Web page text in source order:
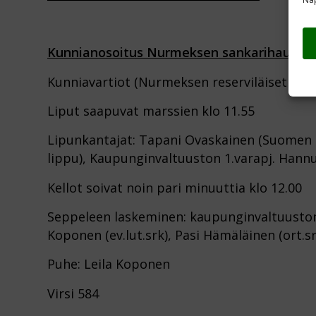
Kunnianosoitus Nurmeksen
Kunniavartiot (Nurmeksen reserviläiset ja
Liput saapuvat marssien klo 11.55
Lipunkantajat: Tapani Ovaskainen
lippu), Kaupunginvaltuuston 1.varapj.
Kellot soivat noin pari minuuttia klo 12.00
Seppeleen laskeminen:
Koponen (ev.lut.srk), Pasi Hämäläinen
Puhe: Leila Koponen
Virsi 584